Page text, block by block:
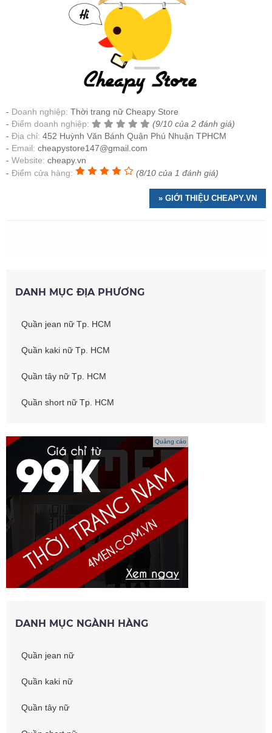
Doanh nghiệp: Thời trang nữ Cheapy Store
Điểm doanh nghiệp:
(9/10 của 2 đánh giá)
Địa chỉ: 452 Huỳnh Văn Bánh Quận Phú Nhuận TPHCM
Email: cheapystore147@gmail.com
Website: cheapy.vn
Điểm cửa hàng:
(8/10 của 1 đánh giá)
» GIỚI THIỆU CHEAPY.VN
DANH MỤC ĐỊA PHƯƠNG
Quần jean nữ Tp. HCM
Quần kaki nữ Tp. HCM
Quần tây nữ Tp. HCM
Quần short nữ Tp. HCM
Quảng cáo
DANH MỤC NGÀNH HÀNG
Quần jean nữ
Quần kaki nữ
Quần tây nữ